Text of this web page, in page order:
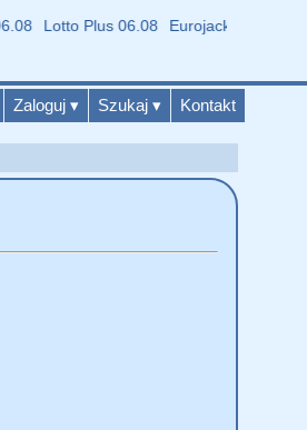
Zaloguj ▾ Szukaj ▾ Kontakt
Lotto Plus 06.08 Eurojackpot 07.08